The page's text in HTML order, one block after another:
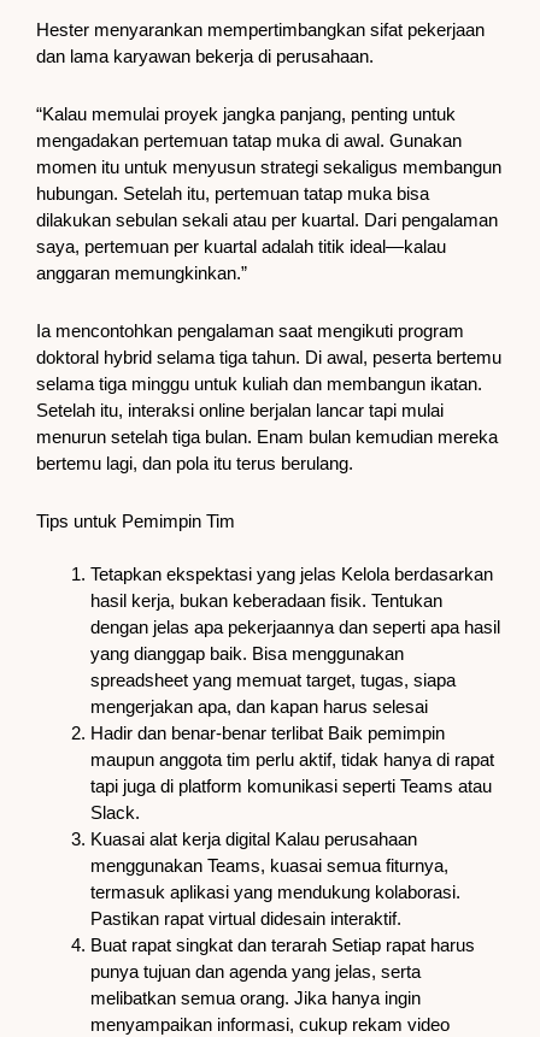
Hester menyarankan mempertimbangkan sifat pekerjaan
dan lama karyawan bekerja di perusahaan.
“Kalau memulai proyek jangka panjang, penting untuk
mengadakan pertemuan tatap muka di awal. Gunakan
momen itu untuk menyusun strategi sekaligus membangun
hubungan. Setelah itu, pertemuan tatap muka bisa
dilakukan sebulan sekali atau per kuartal. Dari pengalaman
saya, pertemuan per kuartal adalah titik ideal—kalau
anggaran memungkinkan.”
Ia mencontohkan pengalaman saat mengikuti program
doktoral hybrid selama tiga tahun. Di awal, peserta bertemu
selama tiga minggu untuk kuliah dan membangun ikatan.
Setelah itu, interaksi online berjalan lancar tapi mulai
menurun setelah tiga bulan. Enam bulan kemudian mereka
bertemu lagi, dan pola itu terus berulang.
Tips untuk Pemimpin Tim
Tetapkan ekspektasi yang jelas Kelola berdasarkan
hasil kerja, bukan keberadaan fisik. Tentukan
dengan jelas apa pekerjaannya dan seperti apa hasil
yang dianggap baik. Bisa menggunakan
spreadsheet yang memuat target, tugas, siapa
mengerjakan apa, dan kapan harus selesai
Hadir dan benar-benar terlibat Baik pemimpin
maupun anggota tim perlu aktif, tidak hanya di rapat
tapi juga di platform komunikasi seperti Teams atau
Slack.
Kuasai alat kerja digital Kalau perusahaan
menggunakan Teams, kuasai semua fiturnya,
termasuk aplikasi yang mendukung kolaborasi.
Pastikan rapat virtual didesain interaktif.
Buat rapat singkat dan terarah Setiap rapat harus
punya tujuan dan agenda yang jelas, serta
melibatkan semua orang. Jika hanya ingin
menyampaikan informasi, cukup rekam video